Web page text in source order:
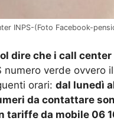
INPS-(Foto Facebook-
dire che i call
numero verde ovvero
orari: dal lunedì
da contattare
tariffe da mobile 06